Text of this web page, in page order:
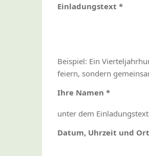
Einladungstext *
Beispiel: Ein
feiern, sondern
Ihre Namen *
unter dem Einladungstext
Datum, Uhrzeit und